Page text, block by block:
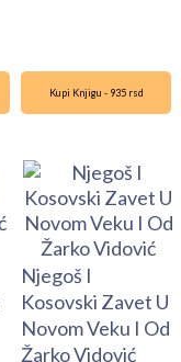
Kupi Knjigu - 935 rsd
Njegoš I
Kosovski Zavet U
Novom Veku I Od
Žarko Vidović